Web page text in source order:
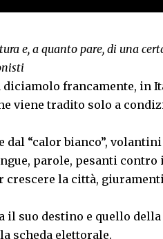
e, a quanto pare, di una
francamente, in
viene tradito solo a
“calor bianco”,
parole, pesanti contro
crescere la città,
suo destino e quello della
scheda elettorale.